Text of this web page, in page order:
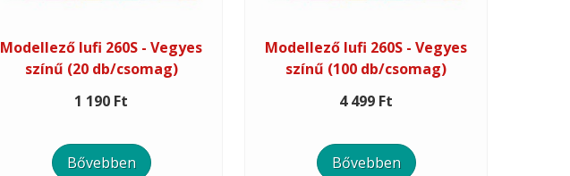
Modellező lufi 260S - Vegyes
színű (20 db/csomag)
1 190 Ft
Bővebben
Modellező lufi 260S - Vegyes
színű (100 db/csomag)
4 499 Ft
Bővebben